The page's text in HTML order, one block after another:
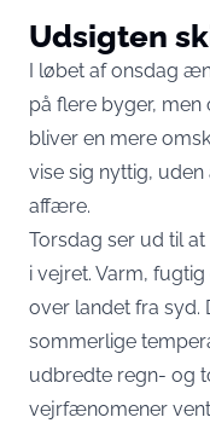
Udsigten
I løbet af onsdag
på flere byger, men
bliver en mere
vise sig nyttig,
affære.
Torsdag ser ud til
i vejret. Varm,
over landet fra syd.
sommerlige
udbredte regn- og
vejrfænomener